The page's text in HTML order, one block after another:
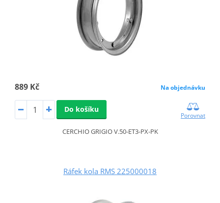
889 Kč Na objednávku
Do košíku
Porovnat
CERCHIO GRIGIO V.50-ET3-PX-PK
Ráfek kola RMS 225000018